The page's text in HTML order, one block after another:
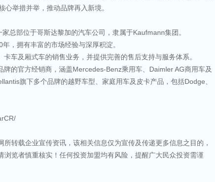
心举措并举，推动品牌再入新境。
总部位于哥斯达黎加的汽车公司，隶属于Kaufmann集团。
，拥有丰富的市场经验与深厚积淀。
车及厢式车的销售业务，并提供完善的售后支持与服务体系。
牌的官方经销商，涵盖Mercedes-Benz乘用车、Daimler AG商用车及
旗下多个品牌的越野车型、家庭用车及皮卡产品，包括Dodge、
所转载企业宣传资讯，该相关信息仅为宣传及传递更多信息之目的，
浏览者慎重核实！任何投资加盟均有风险，提醒广大民众投资需谨